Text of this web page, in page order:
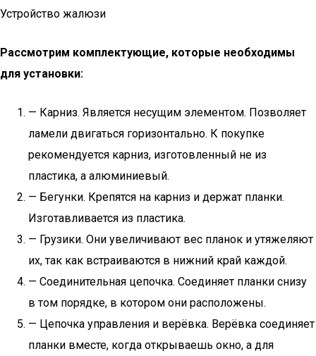
Устройство жалюзи
Рассмотрим комплектующие, которые необходимы
для установки:
— Карниз. Является несущим элементом. Позволяет
ламели двигаться горизонтально. К покупке
рекомендуется карниз, изготовленный не из
пластика, а алюминиевый.
— Бегунки. Крепятся на карниз и держат планки.
Изготавливается из пластика.
— Грузики. Они увеличивают вес планок и утяжеляют
их, так как встраиваются в нижний край каждой.
— Соединительная цепочка. Соединяет планки снизу
в том порядке, в котором они расположены.
— Цепочка управления и верёвка. Верёвка соединяет
планки вместе, когда открываешь окно, а для